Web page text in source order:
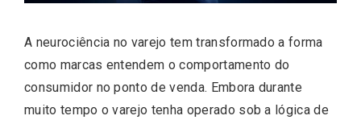
A neurociência no varejo tem transformado a forma
como marcas entendem o comportamento do
consumidor no ponto de venda. Embora durante
muito tempo o varejo tenha operado sob a lógica de